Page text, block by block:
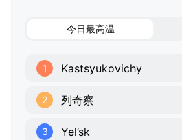
今日最高温
1 Kastsyukovichy
2 列奇察
3 Yel’sk